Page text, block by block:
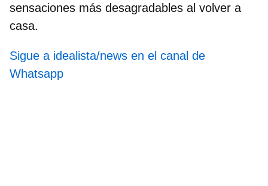
sensaciones más desagradables al volver a
casa.
Sigue a idealista/news en el canal de
Whatsapp